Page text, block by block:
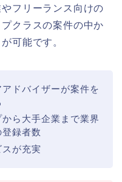
やフリーランス向けの
クラスの案件の中か
可能です。
ドバイザーが案件を
ら大手企業まで業界
登録者数
が充実